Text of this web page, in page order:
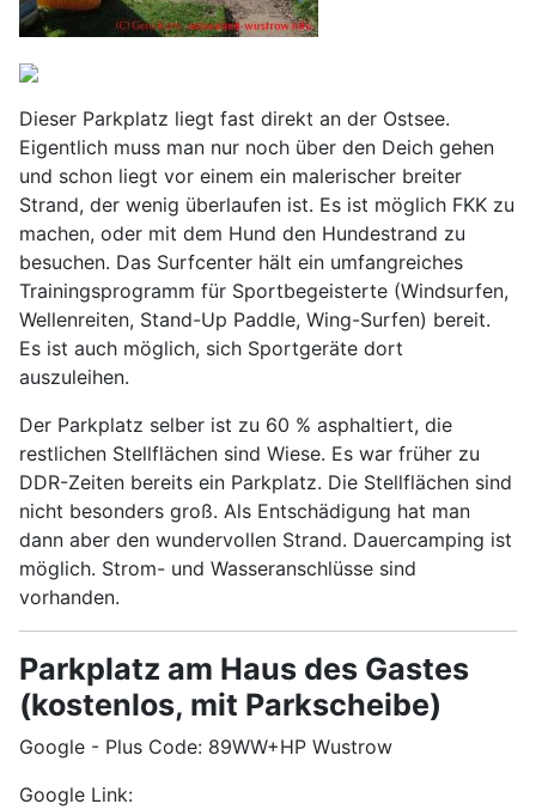
Dieser Parkplatz liegt fast direkt an der Ostsee.
Eigentlich muss man nur noch über den Deich gehen
und schon liegt vor einem ein malerischer breiter
Strand, der wenig überlaufen ist. Es ist möglich FKK zu
machen, oder mit dem Hund den Hundestrand zu
besuchen. Das Surfcenter hält ein umfangreiches
Trainingsprogramm für Sportbegeisterte (Windsurfen,
Wellenreiten, Stand-Up Paddle, Wing-Surfen) bereit.
Es ist auch möglich, sich Sportgeräte dort
auszuleihen.
Der Parkplatz selber ist zu 60 % asphaltiert, die
restlichen Stellflächen sind Wiese. Es war früher zu
DDR-Zeiten bereits ein Parkplatz. Die Stellflächen sind
nicht besonders groß. Als Entschädigung hat man
dann aber den wundervollen Strand. Dauercamping ist
möglich. Strom- und Wasseranschlüsse sind
vorhanden.
Parkplatz am Haus des Gastes
(kostenlos, mit Parkscheibe)
Google - Plus Code: 89WW+HP Wustrow
Google Link: